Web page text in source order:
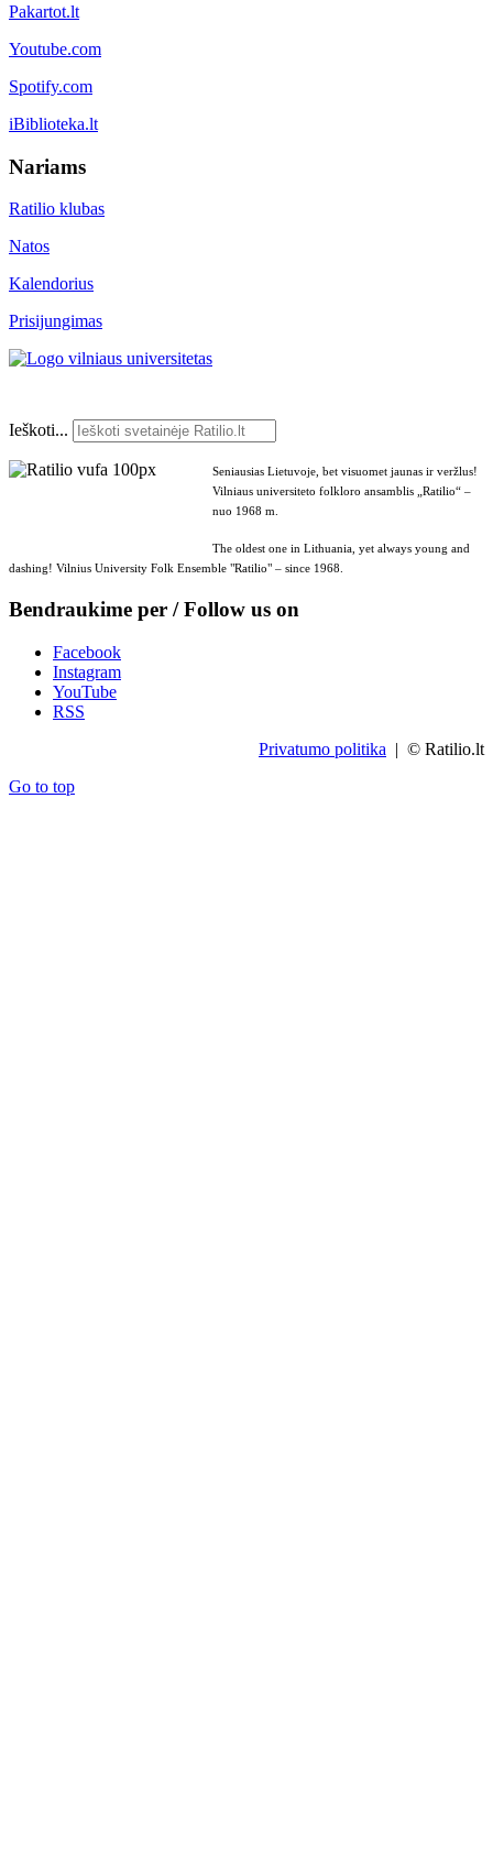
Pakartot.lt
Youtube.com
Spotify.com
iBiblioteka.lt
Nariams
Ratilio klubas
Natos
Kalendorius
Prisijungimas
Ieškoti...
Seniausias Lietuvoje, bet visuomet jaunas ir veržlus!
Vilniaus universiteto folkloro ansamblis „Ratilio“ –
nuo 1968 m.
The oldest one in Lithuania, yet always young and
dashing! Vilnius University Folk Ensemble "Ratilio" – since 1968.
Bendraukime per / Follow us on
Facebook
Instagram
YouTube
RSS
Privatumo politika | © Ratilio.lt
Go to top